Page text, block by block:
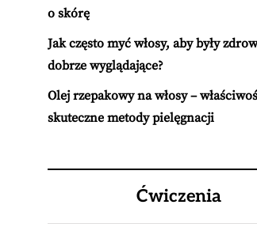
o skórę
Jak często myć włosy, aby były
dobrze wyglądające?
Olej rzepakowy na włosy –
skuteczne metody pielęgnacji
Ćwiczenia